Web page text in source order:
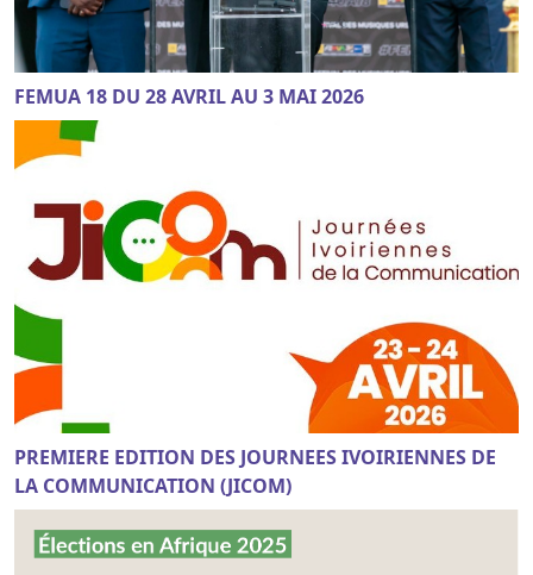
FEMUA 18 DU 28 AVRIL AU 3 MAI 2026
PREMIERE EDITION DES JOURNEES IVOIRIENNES DE
LA COMMUNICATION (JICOM)